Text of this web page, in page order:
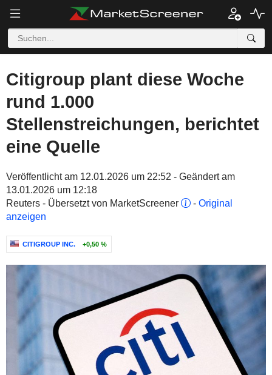
Citigroup plant diese Woche
rund 1.000
Stellenstreichungen, berichtet
eine Quelle
Veröffentlicht am 12.01.2026 um 22:52 - Geändert am
13.01.2026 um 12:18
Reuters - Übersetzt von MarketScreener
- Original
anzeigen
CITIGROUP INC. +0,50 %